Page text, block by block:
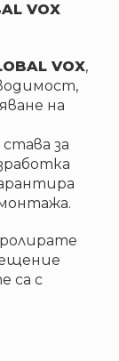
VOX
VOX,
на
за
са с